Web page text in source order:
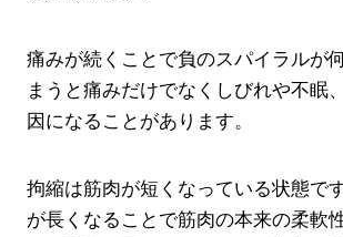
痛みが続くことで負のスパイラルが
まうと痛みだけでなくしびれや不眠
因になることがあります。
拘縮は筋肉が短くなっている状態で
が長くなることで筋肉の本来の柔軟